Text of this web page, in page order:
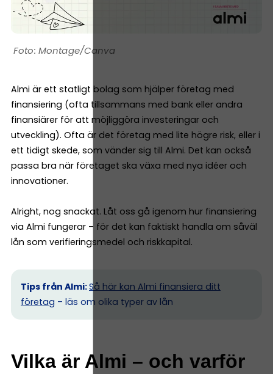
Montage/Canva
Almi är ett statligt bolag som hjälper företag med
finansiering (ofta tillsammans med bank eller andra
finansiärer för att möjliggöra investeringar och
utveckling). Ofta är det företag med lite högre risk, eller i
ett tidigt skede, som vänder sig till Almi. Det kan också
passa bra när företaget ska växa med nya idéer och
innovationer.
Alright, nog snackat. Låt oss gå igenom hur finansiering
via Almi fungerar – för det kan faktiskt handla om såväl
lån som verifieringsmedel och riskkapital.
Tips från Almi:Så här kan Almi finansiera ditt
företag – läs om olika typer av lån
Vilka är Almi – och varför